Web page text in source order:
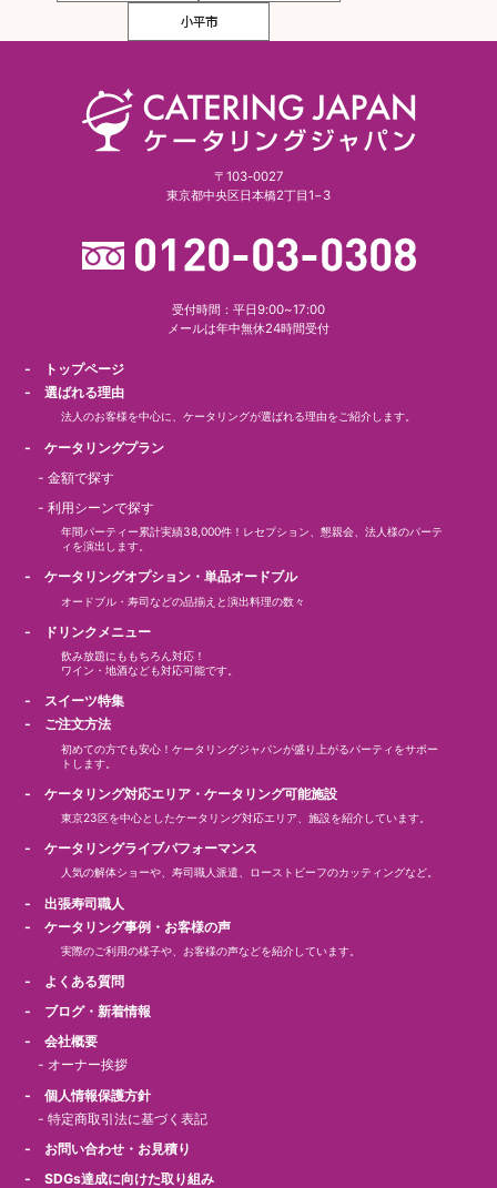
小平市
〒103-0027
東京都中央区日本橋2丁目1−3
受付時間：平日9:00~17:00
メールは年中無休24時間受付
- トップページ
- 選ばれる理由
法人のお客様を中心に、ケータリングが選ばれる理由をご紹介します。
- ケータリングプラン
-金額で探す
-利用シーンで探す
年間パーティー累計実績38,000件！レセプション、懇親会、法人様のパーテ
ィを演出します。
- ケータリングオプション・単品オードブル
オードブル・寿司などの品揃えと演出料理の数々
- ドリンクメニュー
飲み放題にももちろん対応！
ワイン・地酒なども対応可能です。
- スイーツ特集
- ご注文方法
初めての方でも安心！ケータリングジャパンが盛り上がるパーティをサポー
トします。
- ケータリング対応エリア・ケータリング可能施設
東京23区を中心としたケータリング対応エリア、施設を紹介しています。
- ケータリングライブパフォーマンス
人気の解体ショーや、寿司職人派遣、ローストビーフのカッティングなど。
- 出張寿司職人
- ケータリング事例・お客様の声
実際のご利用の様子や、お客様の声などを紹介しています。
- よくある質問
- ブログ・新着情報
- 会社概要
- オーナー挨拶
- 個人情報保護方針
-特定商取引法に基づく表記
- お問い合わせ・お見積り
- SDGs達成に向けた取り組み